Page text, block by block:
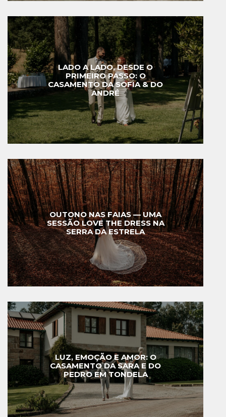
LADO A LADO, DESDE O
PRIMEIRO PASSO: O
CASAMENTO DA SOFIA & DO
ANDRÉ
OUTONO NAS FAIAS — UMA
SESSÃO LOVE THE DRESS NA
SERRA DA ESTRELA
LUZ, EMOÇÃO E AMOR: O
CASAMENTO DA SARA E DO
PEDRO EM TONDELA